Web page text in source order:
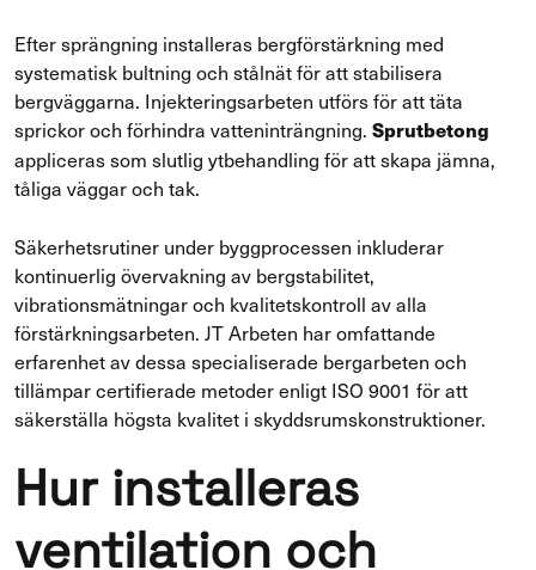
Efter sprängning installeras bergförstärkning med
systematisk bultning och stålnät för att stabilisera
bergväggarna. Injekteringsarbeten utförs för att täta
sprickor och förhindra vatteninträngning. Sprutbetong
appliceras som slutlig ytbehandling för att skapa jämna,
tåliga väggar och tak.
Säkerhetsrutiner under byggprocessen inkluderar
kontinuerlig övervakning av bergstabilitet,
vibrationsmätningar och kvalitetskontroll av alla
förstärkningsarbeten. JT Arbeten har omfattande
erfarenhet av dessa specialiserade bergarbeten och
tillämpar certifierade metoder enligt ISO 9001 för att
säkerställa högsta kvalitet i skyddsrumskonstruktioner.
Hur installeras
ventilation och